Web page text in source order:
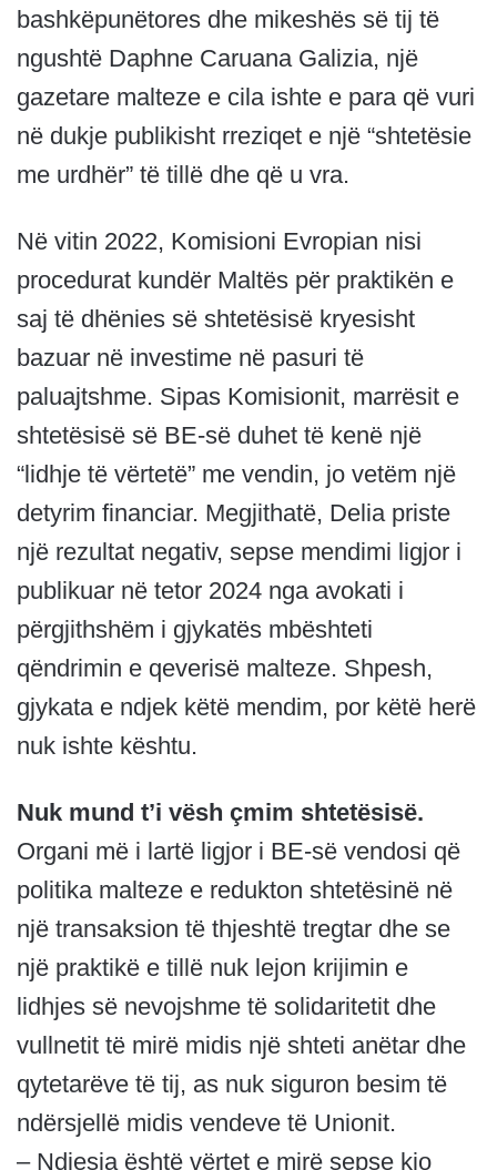
bashkëpunëtores dhe mikeshës së tij të
ngushtë Daphne Caruana Galizia, një
gazetare malteze e cila ishte e para që vuri
në dukje publikisht rreziqet e një “shtetësie
me urdhër” të tillë dhe që u vra.
Në vitin 2022, Komisioni Evropian nisi
procedurat kundër Maltës për praktikën e
saj të dhënies së shtetësisë kryesisht
bazuar në investime në pasuri të
paluajtshme. Sipas Komisionit, marrësit e
shtetësisë së BE-së duhet të kenë një
“lidhje të vërtetë” me vendin, jo vetëm një
detyrim financiar. Megjithatë, Delia priste
një rezultat negativ, sepse mendimi ligjor i
publikuar në tetor 2024 nga avokati i
përgjithshëm i gjykatës mbështeti
qëndrimin e qeverisë malteze. Shpesh,
gjykata e ndjek këtë mendim, por këtë herë
nuk ishte kështu.
Nuk mund t’i vësh çmim shtetësisë.
Organi më i lartë ligjor i BE-së vendosi që
politika malteze e redukton shtetësinë në
një transaksion të thjeshtë tregtar dhe se
një praktikë e tillë nuk lejon krijimin e
lidhjes së nevojshme të solidaritetit dhe
vullnetit të mirë midis një shteti anëtar dhe
qytetarëve të tij, as nuk siguron besim të
ndërsjellë midis vendeve të Unionit.
– Ndjesia është vërtet e mirë sepse kjo